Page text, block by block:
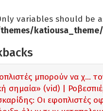
variables should be
μπορούν να χ...
σημαία» (vid) |
Οι εφοπλιστές